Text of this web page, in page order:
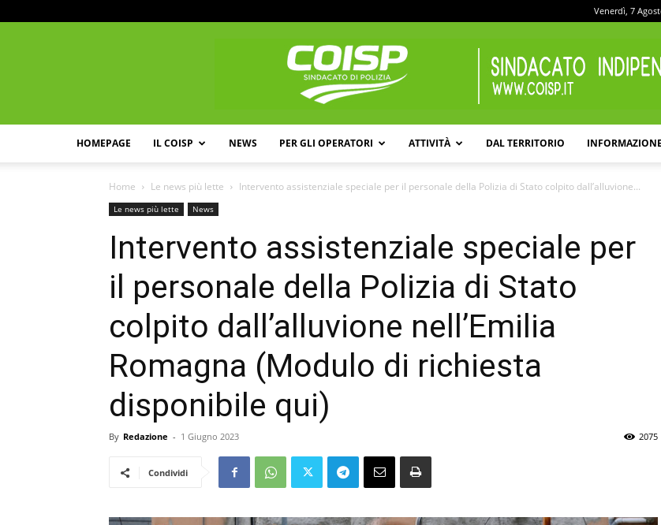
Venerdì, 7
HOMEPAGE IL COISP NEWS PER GLI OPERATORI ATTIVITÀ DAL TERRITORIO INFORMAZIONE
Home Le news più lette Intervento assistenziale speciale per il personale della Polizia di Stato colpito dall’alluvione...
Le news più lette News
Intervento assistenziale speciale per
il personale della Polizia di Stato
colpito dall’alluvione nell’Emilia
Romagna (Modulo di richiesta
disponibile qui)
By Redazione - 1 Giugno 2023 2075
Condividi